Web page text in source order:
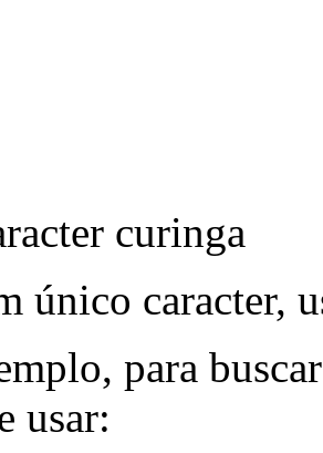
curinga
único caracter,
para
usar: